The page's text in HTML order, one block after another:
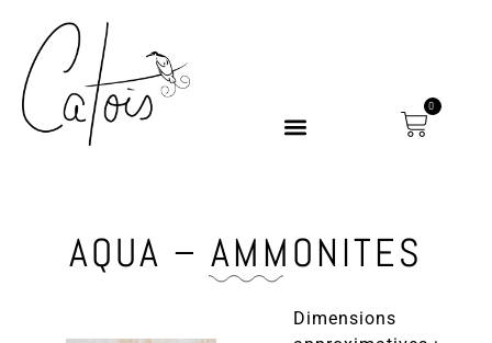
0
AQUA – AMMONITES
Dimensions